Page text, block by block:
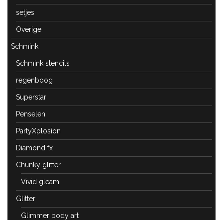
setjes
Overige
Schmink
Schmink stencils
regenboog
Superstar
Penselen
PartyXplosion
Diamond fx
Chunky glitter
Vivid gleam
Glitter
Glimmer body art